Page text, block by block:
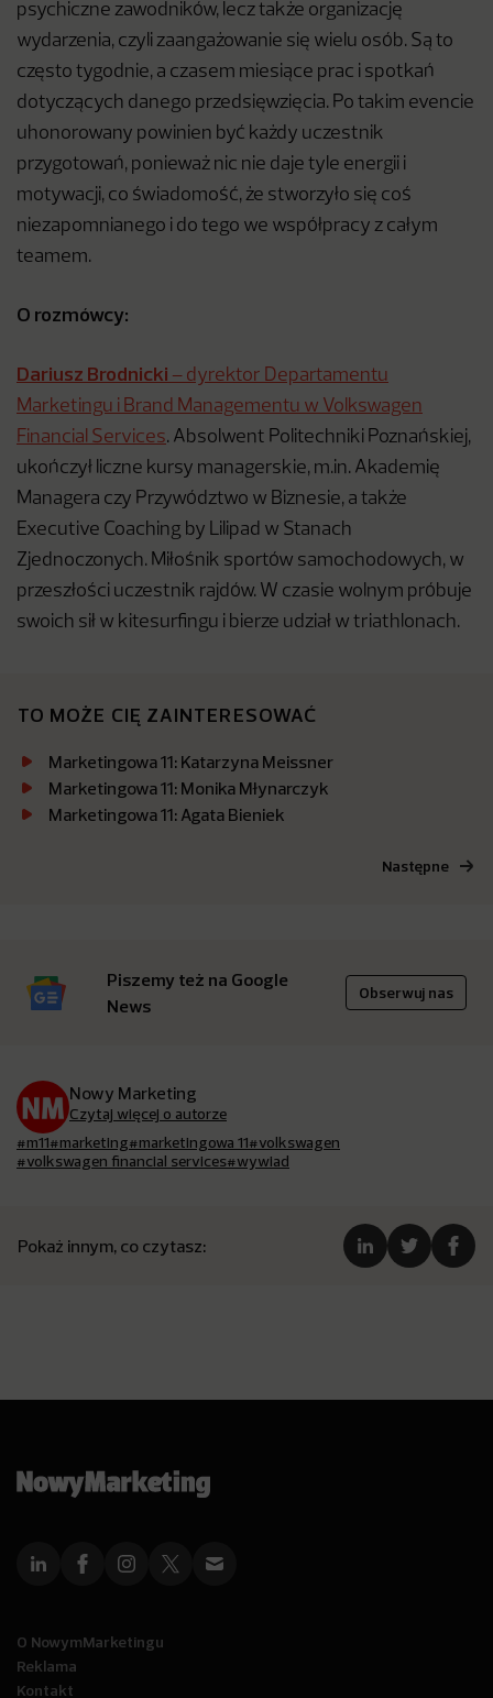
psychiczne zawodników, lecz także organizację
wydarzenia, czyli zaangażowanie się wielu osób. Są to
często tygodnie, a czasem miesiące prac i spotkań
dotyczących danego przedsięwzięcia. Po takim evencie
uhonorowany powinien być każdy uczestnik
przygotowań, ponieważ nic nie daje tyle energii i
motywacji, co świadomość, że stworzyło się coś
niezapomnianego i do tego we współpracy z całym
teamem.
O rozmówcy:
Dariusz Brodnicki – dyrektor Departamentu
Marketingu i Brand Managementu w Volkswagen
Financial Services. Absolwent Politechniki Poznańskiej,
ukończył liczne kursy managerskie, m.in. Akademię
Managera czy Przywództwo w Biznesie, a także
Executive Coaching by Lilipad w Stanach
Zjednoczonych. Miłośnik sportów samochodowych, w
przeszłości uczestnik rajdów. W czasie wolnym próbuje
swoich sił w kitesurfingu i bierze udział w triathlonach.
TO MOŻE CIĘ ZAINTERESOWAĆ
Marketingowa 11: Katarzyna Meissner
Marketingowa 11: Monika Młynarczyk
Marketingowa 11: Agata Bieniek
Następne
Piszemy też na Google
News
Obserwuj nas
Nowy Marketing
Czytaj więcej o autorze
#m11#marketing#marketingowa 11#volkswagen
#volkswagen financial services#wywiad
Pokaż innym, co czytasz:
O NowymMarketingu
Reklama
Kontakt